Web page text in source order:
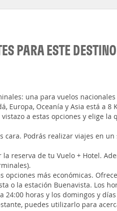
PARA ESTE DESTINO
una para vuelos
Europa, Oceanía y Asia está a 8
a estas opciones y elige
cara. Podrás realizar viajes en
reserva de tu Vuelo + Hotel.
más económicas.
o la estación Buenavista. Los
horas y los domingos y
puedes utilizarlo para